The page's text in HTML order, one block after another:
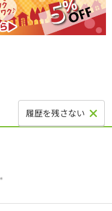
履歴を残さない